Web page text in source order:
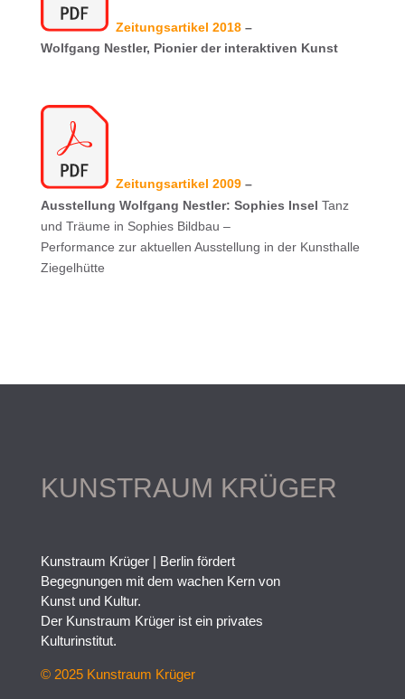
Zeitungsartikel 2018 –
Wolfgang Nestler, Pionier der interaktiven Kunst
Zeitungsartikel 2009 –
Ausstellung Wolfgang Nestler: Sophies Insel Tanz
und Träume in Sophies Bildbau –
Performance zur aktuellen Ausstellung in der Kunsthalle
Ziegelhütte
KUNSTRAUM KRÜGER
Kunstraum Krüger | Berlin fördert
Begegnungen mit dem wachen Kern von
Kunst und Kultur.
Der Kunstraum Krüger ist ein privates
Kulturinstitut.
© 2025 Kunstraum Krüger